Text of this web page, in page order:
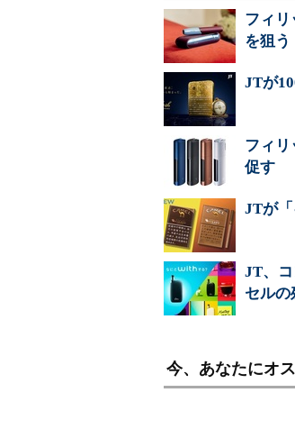
フィ
を狙う
JTが
フィ
促す
JTが
JT、
セルの
今、あなたにオ